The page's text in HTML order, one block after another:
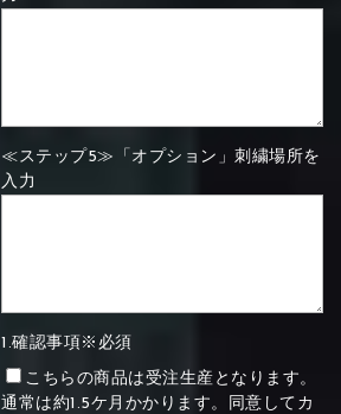
≪ステップ5≫「オプション」刺繍場所を
入力
1.確認事項※必須
こちらの商品は受注生産となります。
通常は約1.5ケ月かかります。同意してカ